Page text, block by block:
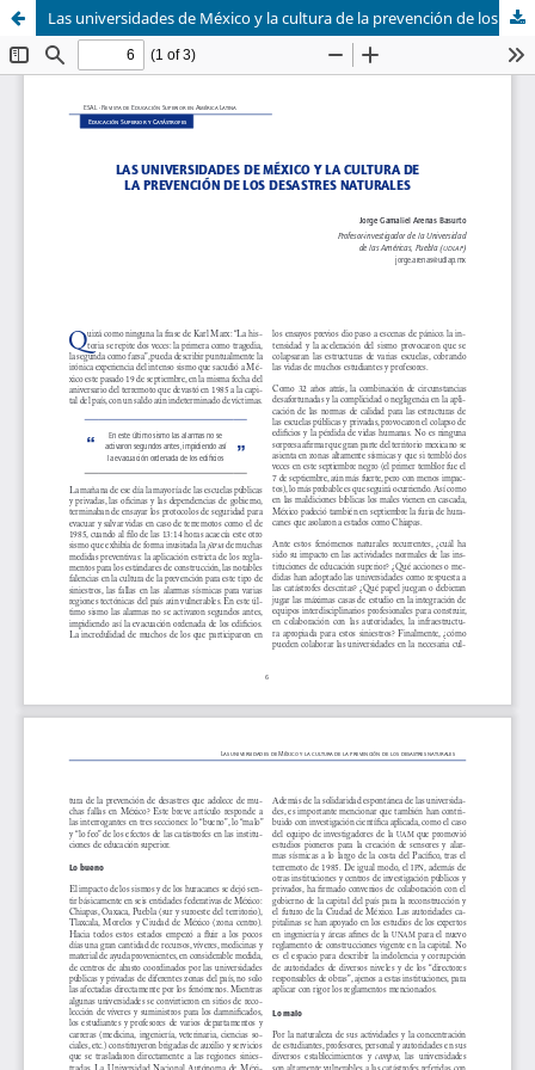
Las universidades de México y la cultura de la prevención de los desastres naturales